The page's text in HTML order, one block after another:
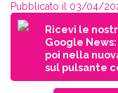
Pubblicato il 03/04/
Ricevi le
Google News:
poi nella
sul pulsante